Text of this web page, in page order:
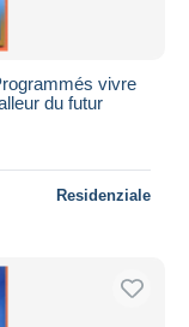
vivre
du futur
Residenziale